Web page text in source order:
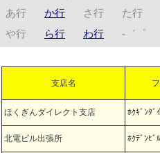
あ行 か行 さ行 た行
や行
ら行 わ行 -゛゜
支店名
ほくぎんダイレクト支店 ﾎｸｷﾞﾝﾀﾞ
北電ビル出張所 ﾎｸﾃﾞﾝﾋﾞﾙ